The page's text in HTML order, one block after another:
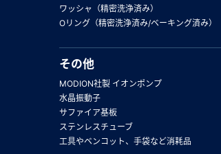
ワッシャ（精密洗浄済み）
Oリング（精密洗浄済み/ベーキング済み）
その他
MODION社製 イオンポンプ
水晶振動子
サファイア基板
ステンレスチューブ
工具やベンコット、手袋など消耗品